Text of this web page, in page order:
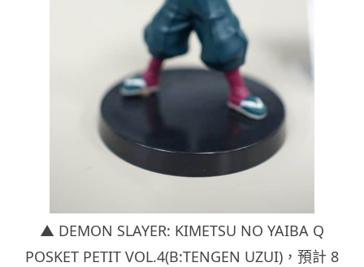
▲ DEMON SLAYER: KIMETSU NO YAIBA Q
POSKET PETIT VOL.4(B:TENGEN UZUI)， 預計 8